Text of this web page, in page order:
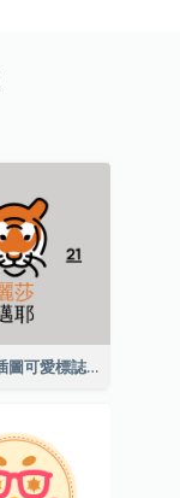
老虎動物插圖可愛標誌